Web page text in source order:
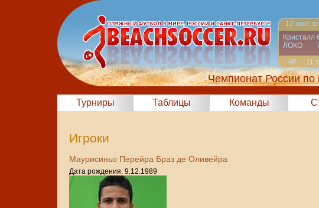
12 июл, вс
Кристалл
ЛОКО
ЧР
11
Чемпионат России
Турниры Таблицы Команды
Игроки
Маурисиньо Перейра Браз де Оливейра
Дата рождения: 9.12.1989